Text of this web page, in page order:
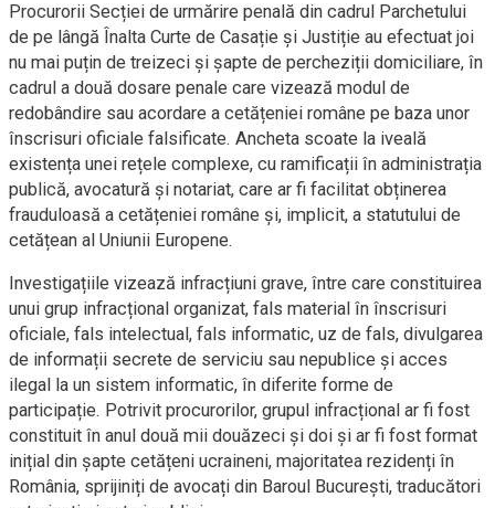
Procurorii Secției de urmărire penală din cadrul Parchetului
de pe lângă Înalta Curte de Casație și Justiție au efectuat joi
nu mai puțin de treizeci și șapte de percheziții domiciliare, în
cadrul a două dosare penale care vizează modul de
redobândire sau acordare a cetățeniei române pe baza unor
înscrisuri oficiale falsificate. Ancheta scoate la iveală
existența unei rețele complexe, cu ramificații în administrația
publică, avocatură și notariat, care ar fi facilitat obținerea
frauduloasă a cetățeniei române și, implicit, a statutului de
cetățean al Uniunii Europene.
Investigațiile vizează infracțiuni grave, între care constituirea
unui grup infracțional organizat, fals material în înscrisuri
oficiale, fals intelectual, fals informatic, uz de fals, divulgarea
de informații secrete de serviciu sau nepublice și acces
ilegal la un sistem informatic, în diferite forme de
participație. Potrivit procurorilor, grupul infracțional ar fi fost
constituit în anul două mii douăzeci și doi și ar fi fost format
inițial din șapte cetățeni ucraineni, majoritatea rezidenți în
România, sprijiniți de avocați din Baroul București, traducători